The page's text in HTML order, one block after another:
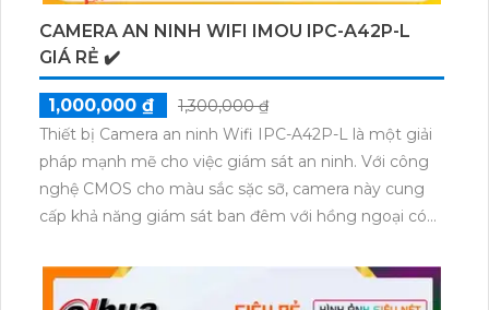
CAMERA AN NINH WIFI IMOU IPC-A42P-L
GIÁ RẺ ✔️
1,000,000 ₫
1,300,000 ₫
Thiết bị Camera an ninh Wifi IPC-A42P-L là một giải
pháp mạnh mẽ cho việc giám sát an ninh. Với công
nghệ CMOS cho màu sắc sặc sỡ, camera này cung
cấp khả năng giám sát ban đêm với hồng ngoại có
IP Wifi giúp camera dễ dàng sử dụng và phù hợp
cho công trình lớn. Với độ phân giải 4.0 MP, camera